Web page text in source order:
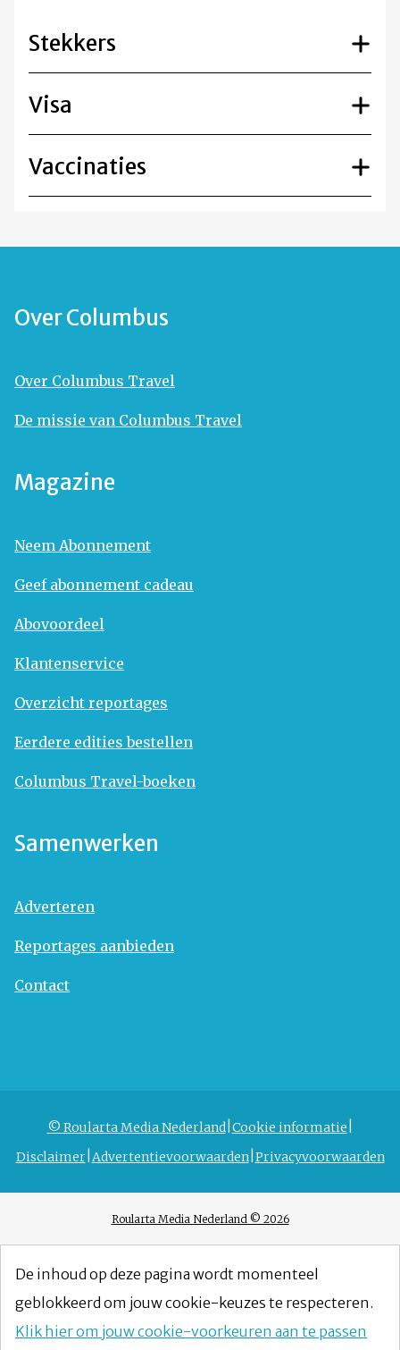
Stekkers
Visa
Vaccinaties
Over Columbus
Over Columbus Travel
De missie van Columbus Travel
Magazine
Neem Abonnement
Geef abonnement cadeau
Abovoordeel
Klantenservice
Overzicht reportages
Eerdere edities bestellen
Columbus Travel-boeken
Samenwerken
Adverteren
Reportages aanbieden
Contact
© Roularta Media Nederland Cookie informatie
Disclaimer Advertentievoorwaarden Privacyvoorwaarden
Roularta Media Nederland © 2026
De inhoud op deze pagina wordt momenteel
geblokkeerd om jouw cookie-keuzes te respecteren.
Klik hier om jouw cookie-voorkeuren aan te passen